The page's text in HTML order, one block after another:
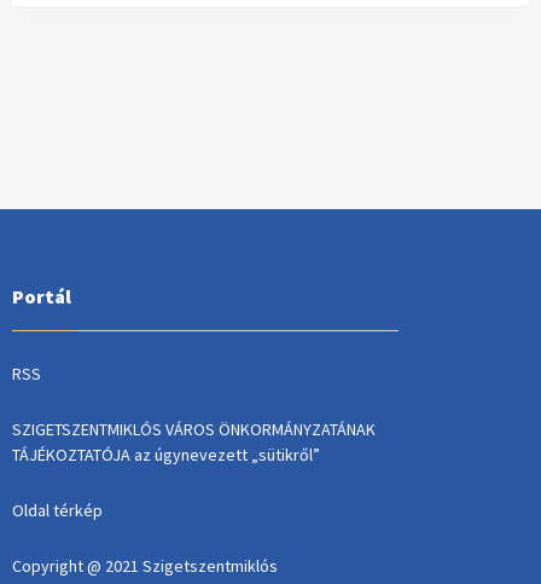
Portál
RSS
SZIGETSZENTMIKLÓS VÁROS ÖNKORMÁNYZATÁNAK
TÁJÉKOZTATÓJA az úgynevezett „sütikről”
Oldal térkép
Copyright @ 2021 Szigetszentmiklós